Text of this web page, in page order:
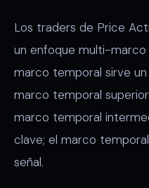
Los traders de Price
un enfoque multi-
marco temporal sirve
marco temporal
marco temporal
clave; el marco
señal.